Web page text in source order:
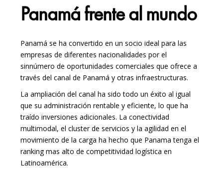
Panamá frente al mundo
Panamá se ha convertido en un socio ideal para las
empresas de diferentes nacionalidades por el
sinnúmero de oportunidades comerciales que ofrece a
través del canal de Panamá y otras infraestructuras.
La ampliación del canal ha sido todo un éxito al igual
que su administración rentable y eficiente, lo que ha
traído inversiones adicionales. La conectividad
multimodal, el cluster de servicios y la agilidad en el
movimiento de la carga ha hecho que Panama tenga el
ranking mas alto de competitividad logística en
Latinoamérica.